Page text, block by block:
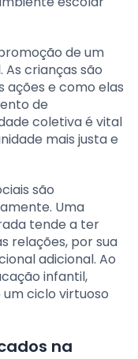
de um
As crianças são
ações e como elas
de
coletiva é vital
mais justa e
são
Uma
tende a ter
relações, por sua
adicional. Ao
infantil,
ciclo virtuoso
na